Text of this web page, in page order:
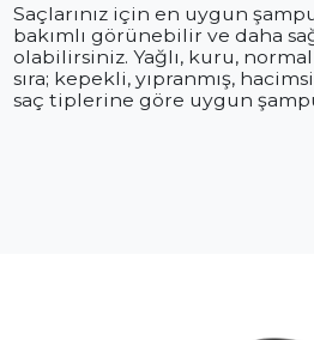
Saçlarınız için en uygun
bakımlı görünebilir ve daha
olabilirsiniz. Yağlı, kuru,
sıra; kepekli, yıpranmış,
saç tiplerine göre uygun